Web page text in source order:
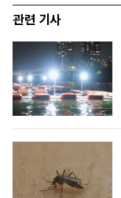
관련 기사